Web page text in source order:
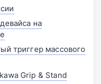
на
триггер массового
Grip & Stand